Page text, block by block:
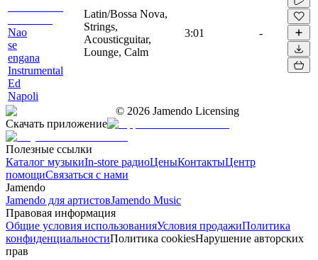
Nao
se
engana
Instrumental
Ed
Napoli
Latin/Bossa Nova,
Strings,
Acousticguitar,
Lounge, Calm
3:01 -
© 2026 Jamendo Licensing
Скачать приложение
Полезные ссылки
Каталог музыкиIn-store радиоЦеныКонтактыЦентр
помощиСвязаться с нами
Jamendo
Jamendo для артистовJamendo Music
Правовая информация
Общие условия использованияУсловия продажиПолитика
конфиденциальностиПолитика cookiesНарушение авторских
прав